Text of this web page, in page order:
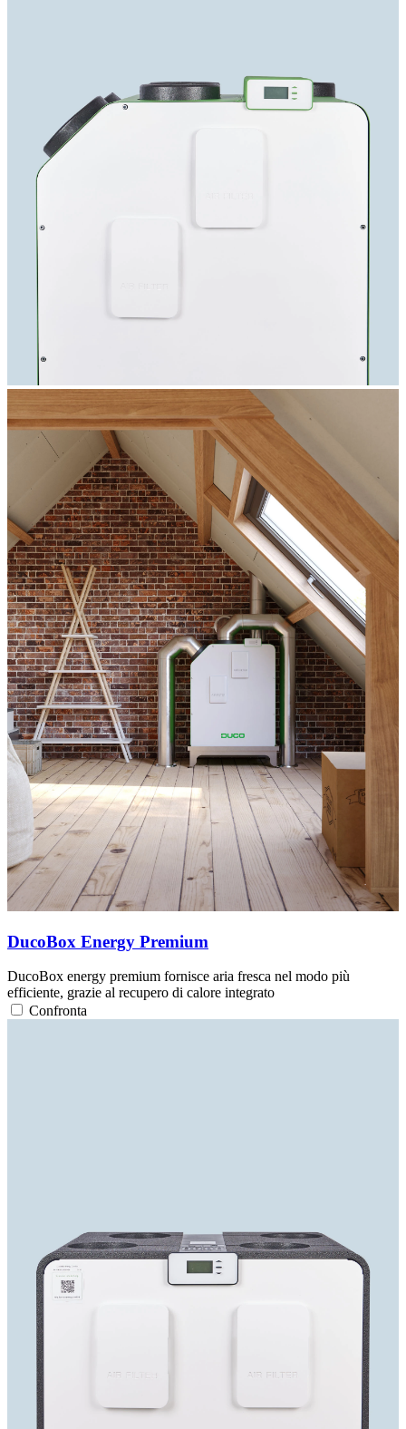
DucoBox Energy Premium
DucoBox energy premium fornisce aria fresca nel modo più
efficiente, grazie al recupero di calore integrato
Confronta